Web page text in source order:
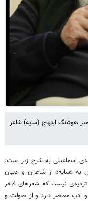
هوشنگ ابتهاج (سایه) شاعر
اسماعیلی به شرح زیر است:
«سایه» از شاعران و ادیبان
نیست که شعرهای فاخر
و ادب معاصر دارد و از صولت و